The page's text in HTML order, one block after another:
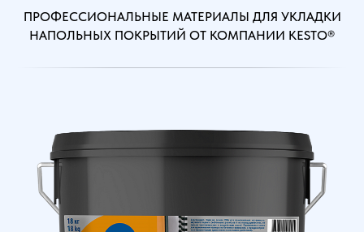
ПРОФЕССИОНАЛЬНЫЕ МАТЕРИАЛЫ ДЛЯ УКЛАДКИ
НАПОЛЬНЫХ ПОКРЫТИЙ ОТ КОМПАНИИ KESTO®